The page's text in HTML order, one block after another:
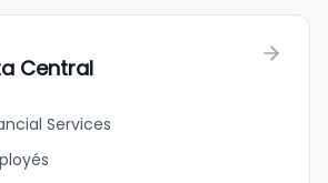
Central
Services